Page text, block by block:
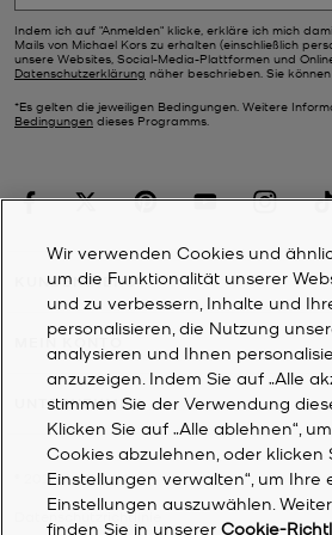
Indem ich auf "Anmelden" klicke, erkläre ich mich
Mails von Michael Kors zu erhalten (einschließlich
unsere Websites, Social-Media-Plattformen und
Datenschutzerklärung näher beschrieben. Sie
*Es gelten die jeweiligen Bedingungen. Weitere
Bedingungen dieses Programms.
KUNDENDIENST
MEIN KONTO
UNTERNEHMEN
2026Michael Kors
Datenschutzrichtlinie
Wir verwenden Cookies und
um die Funktionalität unserer
und zu verbessern, Inhalte und
personalisieren, die Nutzung
analysieren und Ihnen
anzuzeigen. Indem Sie auf „Alle
stimmen Sie der Verwendung
Klicken Sie auf „Alle ablehnen“,
Cookies abzulehnen, oder klicken
Einstellungen verwalten“, um Ihre
Einstellungen auszuwählen.
finden Sie in unserer Cookie-